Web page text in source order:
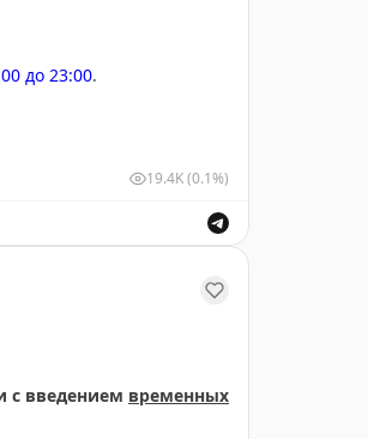
до 23:00.
19.4K(0.1%)
с введением временных